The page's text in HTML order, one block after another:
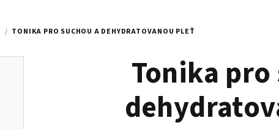
/ TONIKA PRO SUCHOU A DEHYDRATOVANOU PLEŤ
Tonika pro